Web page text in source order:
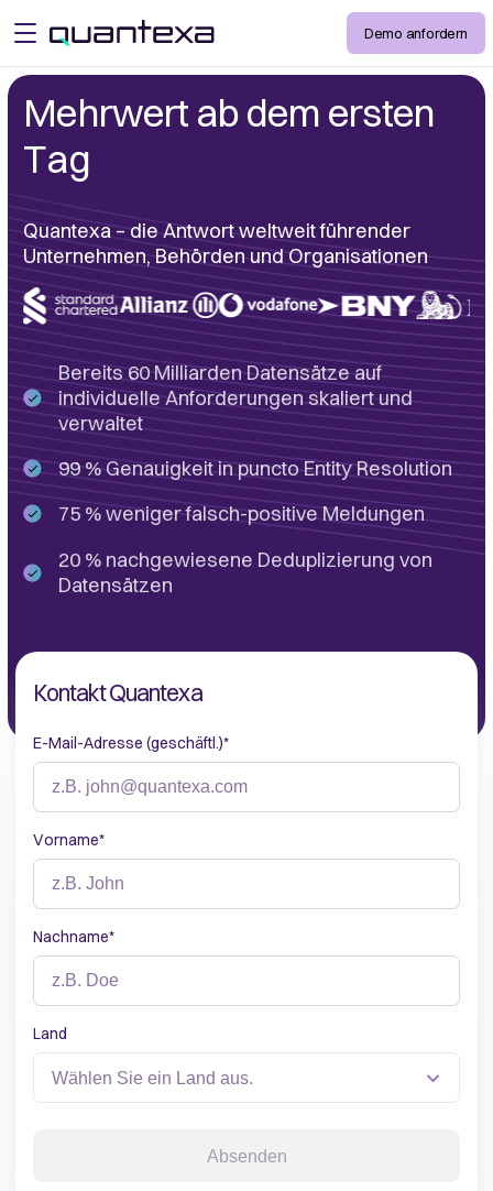
open menu Demo anfordern
Mehrwert ab dem ersten
Tag
Quantexa – die Antwort weltweit führender
Unternehmen, Behörden und Organisationen
Bereits 60 Milliarden Datensätze auf
individuelle Anforderungen skaliert und
verwaltet
99 % Genauigkeit in puncto Entity Resolution
75 % weniger falsch-positive Meldungen
20 % nachgewiesene Deduplizierung von
Datensätzen
Kontakt Quantexa
E-Mail-Adresse (geschäftl.)*
Vorname*
Nachname*
Land
Absenden